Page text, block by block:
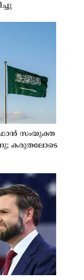
സംയുക്ത
കരുതലോടെ